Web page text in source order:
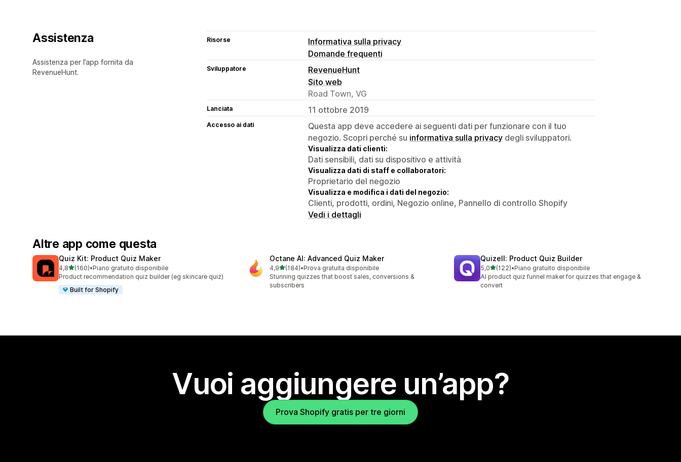
Assistenza
Assistenza per l’app fornita da
RevenueHunt.
Risorse
Informativa sulla privacy
Domande frequenti
Sviluppatore
RevenueHunt
Sito web
Road Town, VG
Lanciata 11 ottobre 2019
Accesso ai dati
Questa app deve accedere ai seguenti dati per funzionare con il tuo
negozio. Scopri perché su informativa sulla privacy degli sviluppatori.
Visualizza dati clienti:
Dati sensibili, dati su dispositivo e attività
Visualizza dati di staff e collaboratori:
Proprietario del negozio
Visualizza e modifica i dati del negozio:
Clienti, prodotti, ordini, Negozio online, Pannello di controllo Shopify
Vedi i dettagli
Altre app come questa
Quiz Kit: Product Quiz Maker
4,8stelle su 5
(160)
160 recensioni totali
•Piano gratuito disponibile
Product recommendation quiz builder (eg skincare quiz)
Built for Shopify
Octane AI: Advanced Quiz Maker
4,9stelle su 5
(184)
184 recensioni totali
•Prova gratuita disponibile
Stunning quizzes that boost sales, conversions &
subscribers
Quizell: Product Quiz Builder
5,0stelle su 5
(122)
122 recensioni totali
•Piano gratuito disponibile
AI product quiz funnel maker for quizzes that engage &
convert
Vuoi aggiungere un’app?
Prova Shopify gratis per tre giorni